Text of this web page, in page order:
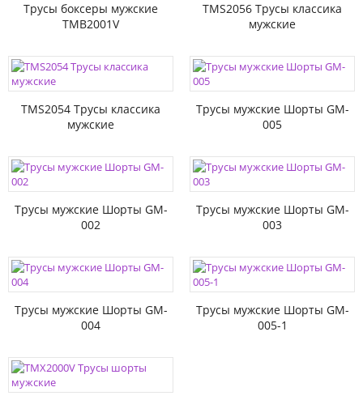
Трусы боксеры мужские
TMB2001V
TMS2056 Трусы классика
мужские
TMS2054 Трусы классика
мужские
Трусы мужские Шорты GM-
005
Трусы мужские Шорты GM-
002
Трусы мужские Шорты GM-
003
Трусы мужские Шорты GM-
004
Трусы мужские Шорты GM-
005-1